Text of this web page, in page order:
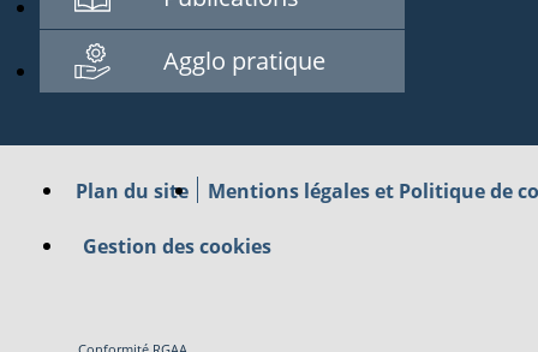
Agglo pratique
Plan du site Mentions légales et Politique de
Gestion des cookies